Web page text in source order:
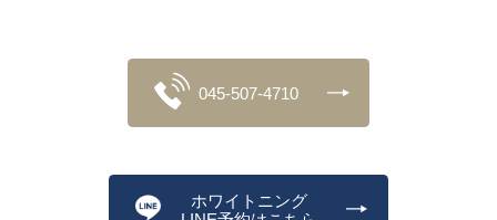
045-507-4710
ホワイトニング